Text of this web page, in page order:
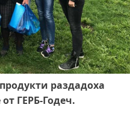
раздадоха
ГЕРБ-Годеч.